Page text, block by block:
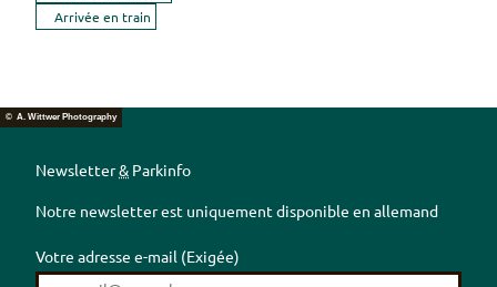
Arrivée en train
© A. Wittwer Photography
Newsletter& Parkinfo
Notre newsletter est uniquement disponible en allemand
Votre adresse e-mail (Exigée)